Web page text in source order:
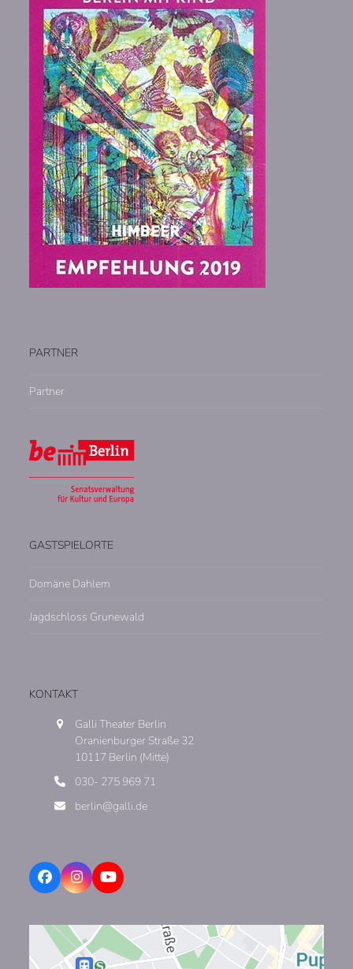
PARTNER
Partner
GASTSPIELORTE
Domäne Dahlem
Jagdschloss Grunewald
KONTAKT
Galli Theater Berlin
Oranienburger Straße 32
10117 Berlin (Mitte)
030- 275 969 71
berlin@galli.de
FacebookInstagramYouTube